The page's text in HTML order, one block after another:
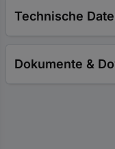
Technische
Dokumente &